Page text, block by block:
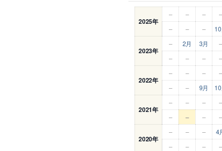
2025年
– – – –
–
– –
2023年
– 2月 3月 –
–
– – –
2022年
– – – –
–
– 9月
2021年
– – – –
–
– – –
2020年
– – – 4
–
– – –